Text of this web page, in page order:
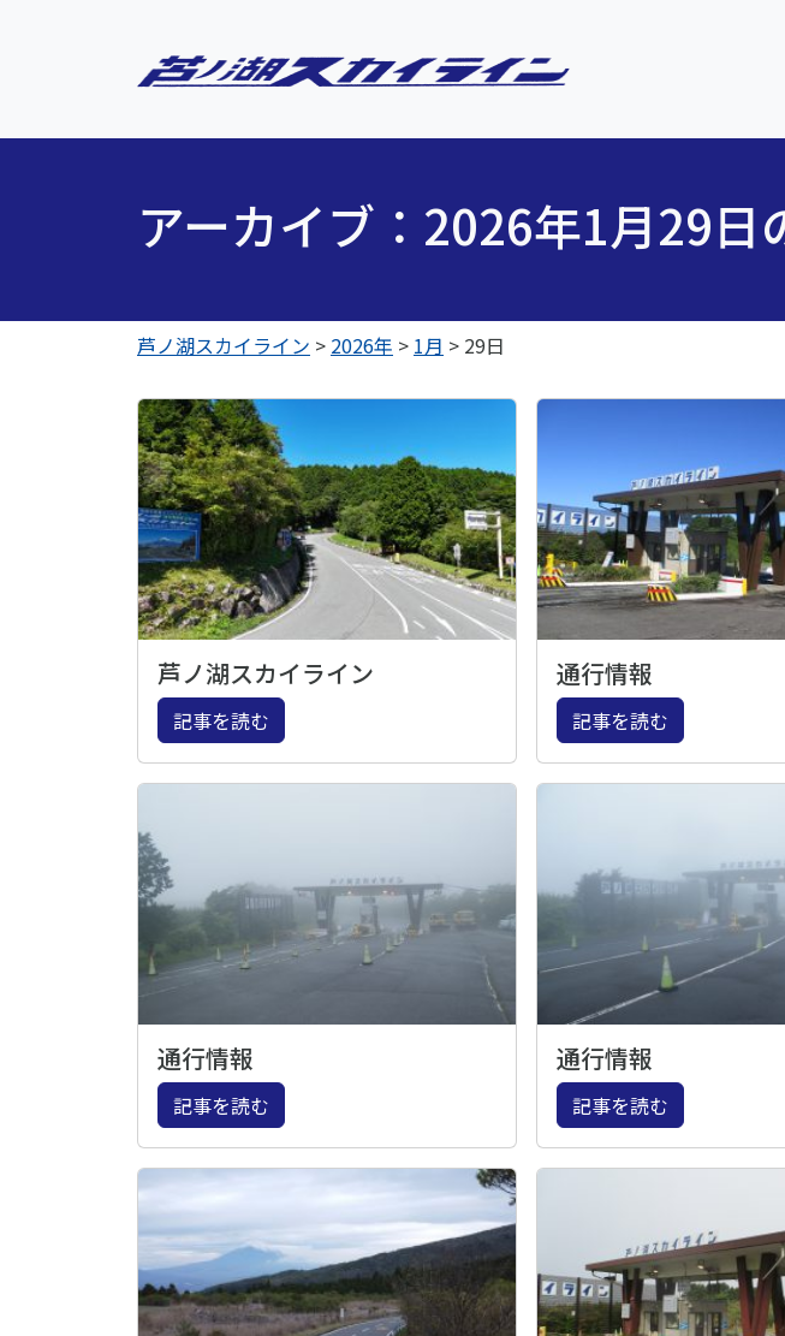
アーカイブ：2026年1月29日
芦ノ湖スカイライン > 2026年 > 1月 > 29日
芦ノ湖スカイライン
記事を読む
通行情報
記事を読む
通行情報
記事を読む
通行情報
記事を読む